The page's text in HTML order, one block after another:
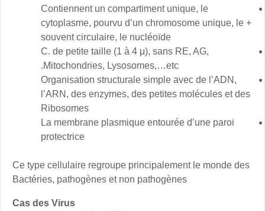
Contiennent un compartiment unique, le
cytoplasme, pourvu d’un chromosome unique, le +
souvent circulaire, le nucléoïde
C. de petite taille (1 à 4 μ), sans RE, AG,
Mitochondries, Lysosomes,…etc.
Organisation structurale simple avec de l’ADN,
l’ARN, des enzymes, des petites molécules et des
Ribosomes
La membrane plasmique entourée d’une paroi
protectrice
Ce type cellulaire regroupe principalement le monde des
Bactéries, pathogènes et non pathogènes
Cas des Virus